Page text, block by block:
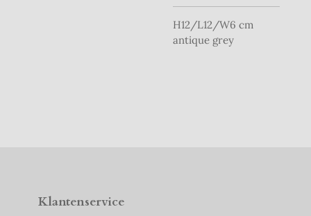
H12/L12/W6 cm
antique grey
Klantenservice